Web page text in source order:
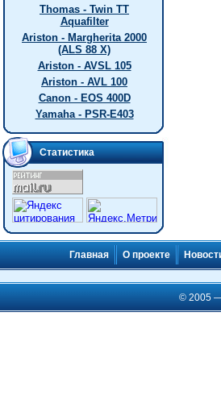
Thomas - Twin TT
Aquafilter
Ariston - Margherita 2000
(ALS 88 X)
Ariston - AVSL 105
Ariston - AVL 100
Canon - EOS 400D
Yamaha - PSR-E403
Статистика
Главная О проекте
© 2005